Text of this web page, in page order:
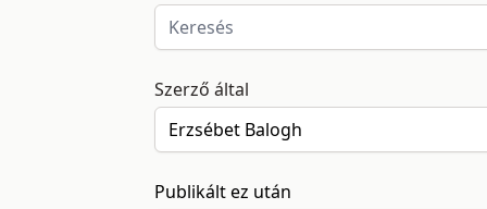
Szerző által
Publikált ez után